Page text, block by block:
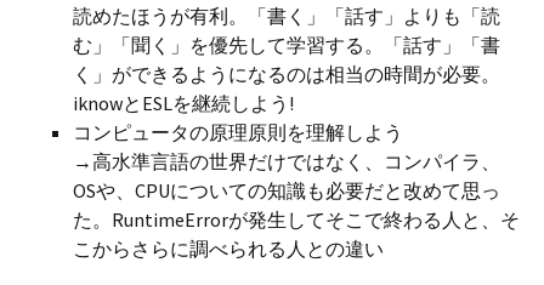
読めたほうが有利。「書く」「話す」よりも「読
む」「聞く」を優先して学習する。「話す」「書
く」ができるようになるのは相当の時間が必要。
iknowとESLを継続しよう!
コンピュータの原理原則を理解しよう
→高水準言語の世界だけではなく、コンパイラ、
OSや、CPUについての知識も必要だと改めて思っ
た。RuntimeErrorが発生してそこで終わる人と、そ
こからさらに調べられる人との違い